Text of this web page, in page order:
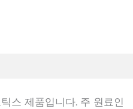
스 제품입니다. 주 원료인